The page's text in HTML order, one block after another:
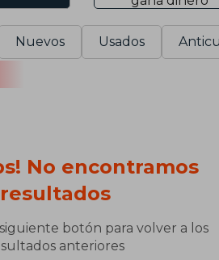
Nuevos Usados
No encontramos
resultados
botón para volver a los
anteriores